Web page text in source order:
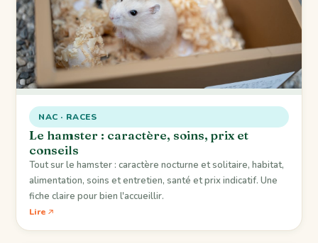
NAC · RACES
Le hamster : caractère, soins, prix et
conseils
Tout sur le hamster : caractère nocturne et solitaire, habitat,
alimentation, soins et entretien, santé et prix indicatif. Une
fiche claire pour bien l'accueillir.
Lire